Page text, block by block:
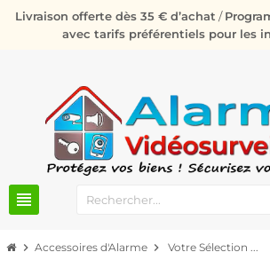
Livraison offerte dès 35 € d’achat /
avec tarifs préférentiels pour les
view_headline
chevron_right Accessoires d'Alarme chevron_right Votre Sélection ...